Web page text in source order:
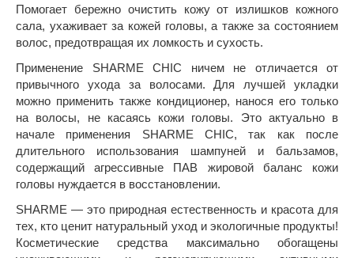
Помогает бережно очистить кожу от излишков кожного
сала, ухаживает за кожей головы, а также за состоянием
волос, предотвращая их ломкость и сухость.
Применение SHARME CHIC ничем не отличается от
привычного ухода за волосами. Для лучшей укладки
можно применить также кондиционер, нанося его только
на волосы, не касаясь кожи головы. Это актуально в
начале применения SHARME CHIC, так как после
длительного использования шампуней и бальзамов,
содержащий агрессивные ПАВ жировой баланс кожи
головы нуждается в восстановлении.
SHARME — это природная естественность и красота для
тех, кто ценит натуральный уход и экологичные продукты!
Косметические средства максимально обогащены